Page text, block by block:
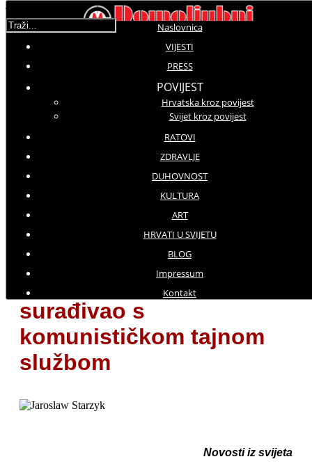
Naslovnica
VIJESTI
PRESS
POVIJEST
Hrvatska kroz povijest
Svijet kroz povijest
RATOVI
ZDRAVLJE
DUHOVNOST
KULTURA
ART
HRVATI U SVIJETU
BLOG
Impressum
Kontakt
Traži...
Molimo ocijenite
Petak, 06 Listopad 2017 23:22
Dosadašnjeg veleposlanika
komunističke vlasti vrbovale na
odsluženju vojnog roka
Poljski veleposlanik u EU
dao ostavku, navodno
surađivao s
komunističkom tajnom
službom
Novosti iz svijeta